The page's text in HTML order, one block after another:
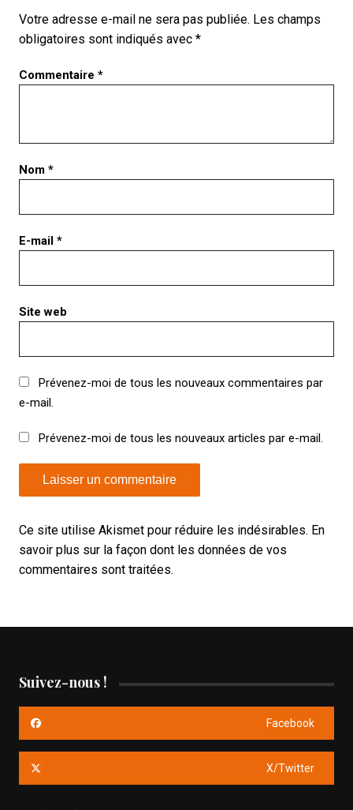
Votre adresse e-mail ne sera pas publiée. Les champs
obligatoires sont indiqués avec *
Commentaire *
Nom *
E-mail *
Site web
Prévenez-moi de tous les nouveaux commentaires par
e-mail.
Prévenez-moi de tous les nouveaux articles par e-mail.
Ce site utilise Akismet pour réduire les indésirables. En
savoir plus sur la façon dont les données de vos
commentaires sont traitées.
Suivez-nous !
Facebook
X/Twitter